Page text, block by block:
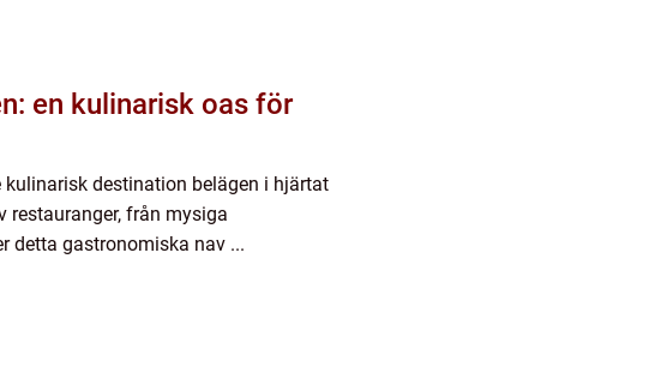
en kulinarisk oas för
kulinarisk destination belägen i hjärtat
restauranger, från mysiga
detta gastronomiska nav ...